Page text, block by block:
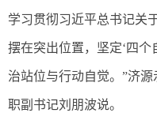
学习贯彻习近平总书记关
摆在突出位置，坚定‘四
治站位与行动自觉。”济
职副书记刘朋波说。